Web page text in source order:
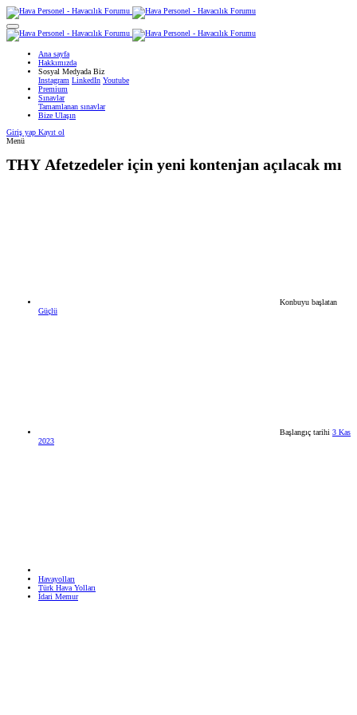
Ana sayfa
Hakkımızda
Sosyal Medyada Biz
Instagram LinkedIn Youtube
Premium
Sınavlar
Tamamlanan sınavlar
Bize Ulaşın
Giriş yap Kayıt ol
Menü
THY Afetzedeler için yeni kontenjan açılacak mı
Konbuyu başlatan
Güçlü
Başlangıç tarihi 3 Kas
2023
Havayolları
Türk Hava Yolları
İdari Memur